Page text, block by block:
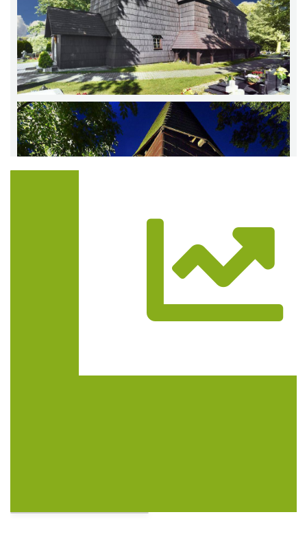
Trasa